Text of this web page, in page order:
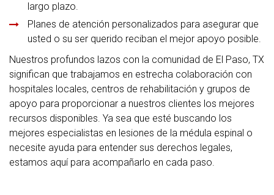
largo plazo.
Planes de atención personalizados para asegurar que
usted o su ser querido reciban el mejor apoyo posible.
Nuestros profundos lazos con la comunidad de El Paso, TX
significan que trabajamos en estrecha colaboración con
hospitales locales, centros de rehabilitación y grupos de
apoyo para proporcionar a nuestros clientes los mejores
recursos disponibles. Ya sea que esté buscando los
mejores especialistas en lesiones de la médula espinal o
necesite ayuda para entender sus derechos legales,
estamos aquí para acompañarlo en cada paso.